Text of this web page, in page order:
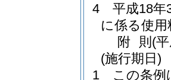
4
平成18
に係る使
附 則 (
(施行期日)
1
この条例